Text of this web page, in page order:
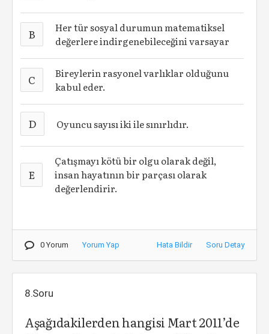
B
Her tür sosyal durumun matematiksel
değerlere indirgenebileceğini varsayar
C
Bireylerin rasyonel varlıklar olduğunu
kabul eder.
D Oyuncu sayısı iki ile sınırlıdır.
E
Çatışmayı kötü bir olgu olarak değil,
insan hayatının bir parçası olarak
değerlendirir.
0 Yorum Yorum Yap Hata Bildir Soru Detay
8.Soru
Aşağıdakilerden hangisi Mart 2011’de